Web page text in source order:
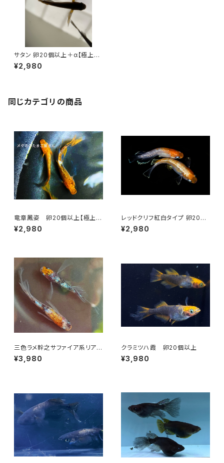
サタン 卵20個以上＋α【極上種
親使用】
¥2,980
同じカテゴリの商品
竜章鳳姿 卵20個以上【極上種
親使用】
¥2,980
レッドクリフ紅白タイプ 卵20個
以上＋α【極上種親使用】
¥2,980
三色ラメ幹之サファイア系リアル
ロングフィン 卵20個以上
¥3,980
クラミツハ霞 卵20個以上
¥3,980